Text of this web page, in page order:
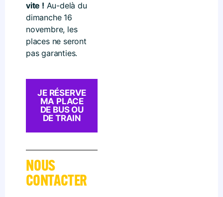
vite ! Au-delà du
dimanche 16
novembre, les
places ne seront
pas garanties.
JE RÉSERVE
MA PLACE
DE BUS OU
DE TRAIN
NOUS
CONTACTER